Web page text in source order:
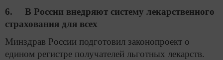
6. В России внедряют систему лекарственного
страхования для всех
Минздрав России подготовил законопроект о
едином регистре получателей льготных лекарств.